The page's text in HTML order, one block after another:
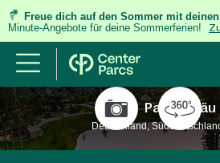
Freue dich auf den Sommer mit
Minute-Angebote für deine Sommerferien!
Park Allgäu
Deutschland,